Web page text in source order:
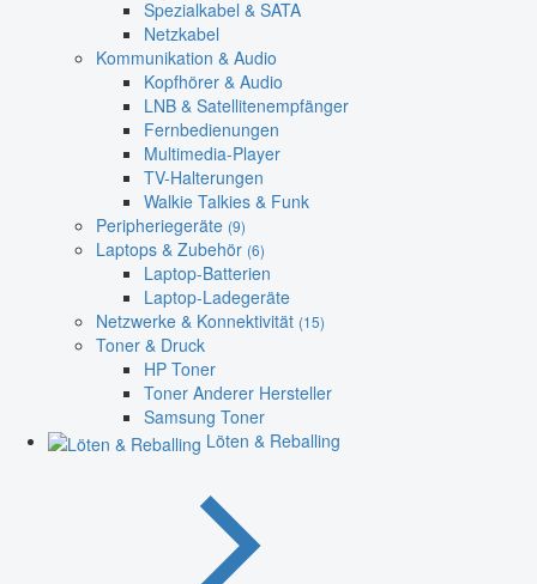
Spezialkabel & SATA
Netzkabel
Kommunikation & Audio
Kopfhörer & Audio
LNB & Satellitenempfänger
Fernbedienungen
Multimedia-Player
TV-Halterungen
Walkie Talkies & Funk
Peripheriegeräte (9)
Laptops & Zubehör (6)
Laptop-Batterien
Laptop-Ladegeräte
Netzwerke & Konnektivität (15)
Toner & Druck
HP Toner
Toner Anderer Hersteller
Samsung Toner
Löten & Reballing